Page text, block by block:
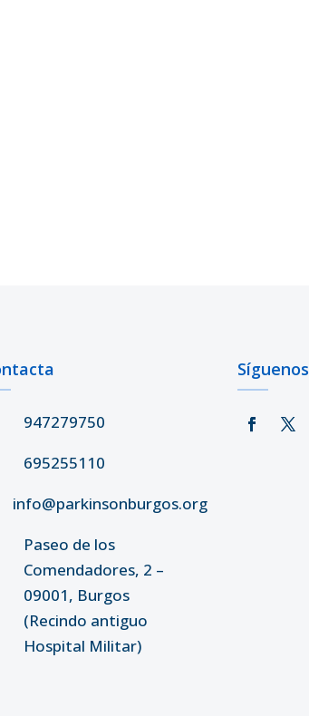
947279750
695255110
info@parkinsonburgos.org
Paseo de los
Comendadores, 2 –
09001, Burgos
(Recindo antiguo
Hospital Militar)
Síguenos